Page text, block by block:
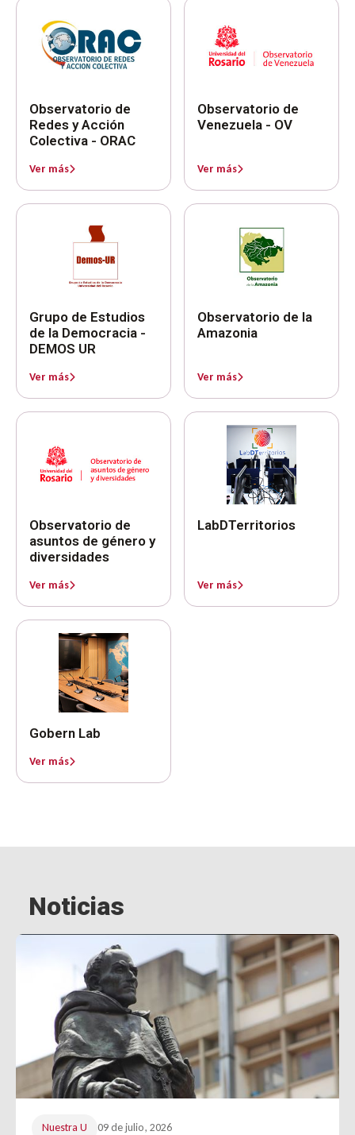
Observatorio de
Redes y Acción
Colectiva - ORAC
Ver más
Observatorio de
Venezuela - OV
Ver más
Grupo de Estudios
de la Democracia -
DEMOS UR
Ver más
Observatorio de la
Amazonia
Ver más
Observatorio de
asuntos de género y
diversidades
Ver más
LabDTerritorios
Ver más
Gobern Lab
Ver más
Noticias
Nuestra U 09 de julio, 2026